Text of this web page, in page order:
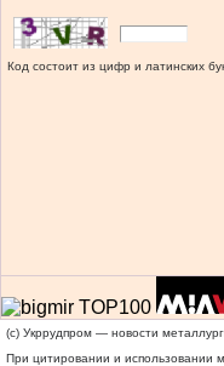
Код состоит из цифр и латинских
(c) Укррудпром — новости
При цитировании и использовании